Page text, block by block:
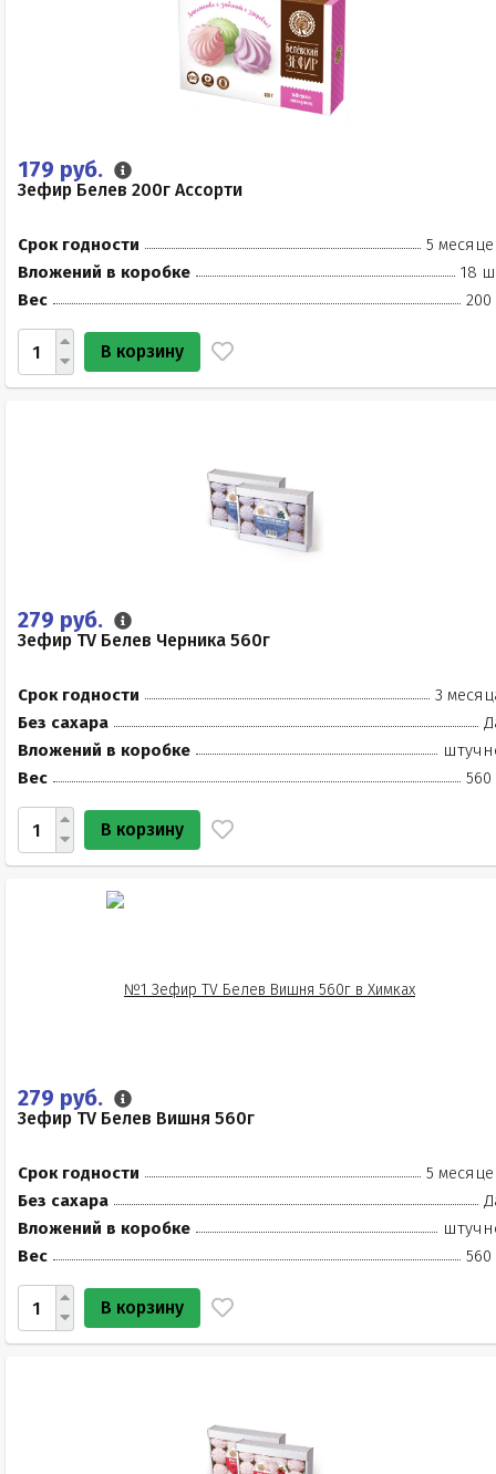
179 руб.
Зефир Белев 200г Ассорти
Срок годности
5
Вложений в коробке
18
Вес
200
В корзину
279 руб.
Зефир TV Белев Черника 560г
Срок годности
3
Без сахара
Вложений в коробке
Вес
560
В корзину
279 руб.
Зефир TV Белев Вишня 560г
Срок годности
5
Без сахара
Вложений в коробке
Вес
560
В корзину